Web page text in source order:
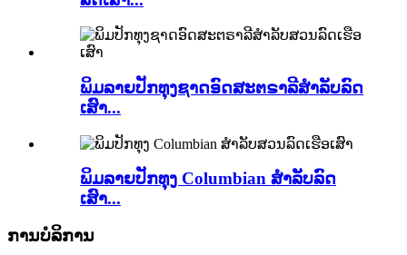
ພິມລາຍປັກທຸງຊາດອົດສະຕຣາລີສຳລັບລົດ
ເສົາ...
ພິມລາຍປັກທຸງ Columbian ສຳລັບລົດ
ເສົາ...
ການບໍລິການ